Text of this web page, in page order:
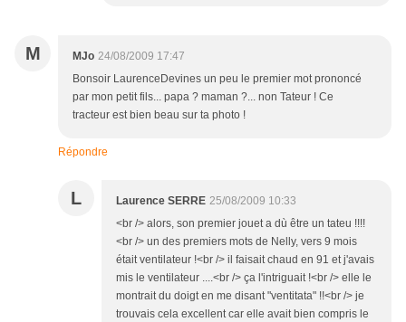
M MJo 24/08/2009 17:47
Bonsoir LaurenceDevines un peu le premier mot prononcé
par mon petit fils... papa ? maman ?... non Tateur ! Ce
tracteur est bien beau sur ta photo !
Répondre
L Laurence SERRE 25/08/2009 10:33
<br /> alors, son premier jouet a dù être un tateu !!!!
<br /> un des premiers mots de Nelly, vers 9 mois
était ventilateur !<br /> il faisait chaud en 91 et j'avais
mis le ventilateur ....<br /> ça l'intriguait !<br /> elle le
montrait du doigt en me disant "ventitata" !!<br /> je
trouvais cela excellent car elle avait bien compris le